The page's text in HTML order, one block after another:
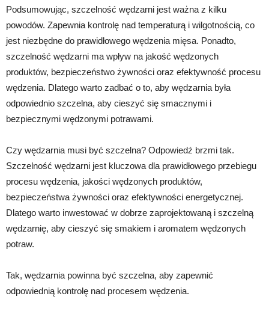
Podsumowując, szczelność wędzarni jest ważna z kilku
powodów. Zapewnia kontrolę nad temperaturą i wilgotnością, co
jest niezbędne do prawidłowego wędzenia mięsa. Ponadto,
szczelność wędzarni ma wpływ na jakość wędzonych
produktów, bezpieczeństwo żywności oraz efektywność procesu
wędzenia. Dlatego warto zadbać o to, aby wędzarnia była
odpowiednio szczelna, aby cieszyć się smacznymi i
bezpiecznymi wędzonymi potrawami.
Czy wędzarnia musi być szczelna? Odpowiedź brzmi tak.
Szczelność wędzarni jest kluczowa dla prawidłowego przebiegu
procesu wędzenia, jakości wędzonych produktów,
bezpieczeństwa żywności oraz efektywności energetycznej.
Dlatego warto inwestować w dobrze zaprojektowaną i szczelną
wędzarnię, aby cieszyć się smakiem i aromatem wędzonych
potraw.
Tak, wędzarnia powinna być szczelna, aby zapewnić
odpowiednią kontrolę nad procesem wędzenia.